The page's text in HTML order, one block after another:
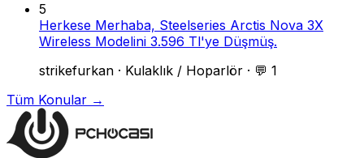
5
Herkese Merhaba, Steelseries Arctis Nova 3X
Wireless Modelini 3.596 Tl'ye Düşmüş.
strikefurkan · Kulaklık / Hoparlör · 💬 1
Tüm Konular →